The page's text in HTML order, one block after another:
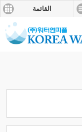
القائمة